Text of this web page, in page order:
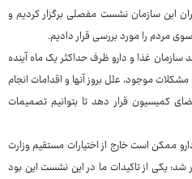
این سازمان نشست مفصلی برگزار کردیم و
مردم را مورد بررسی قرار دادیم.
غذا و دارو ظرف حداکثر یک ماه آینده
موجود، علل بروز آنها و اقدامات انجام
کمیسیون قرار دهد تا بتوانیم تصمیمات
ممکن است خارج از اختیارات مستقیم وزارت
شد: یکی از تاکیدات ما در این نشست این بود